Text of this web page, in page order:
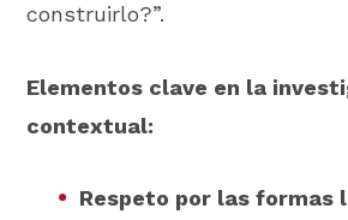
construirlo?”.
Elementos clave en la
contextual:
Respeto por las formas